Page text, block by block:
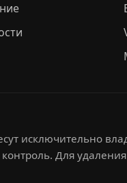
исключительно
Для